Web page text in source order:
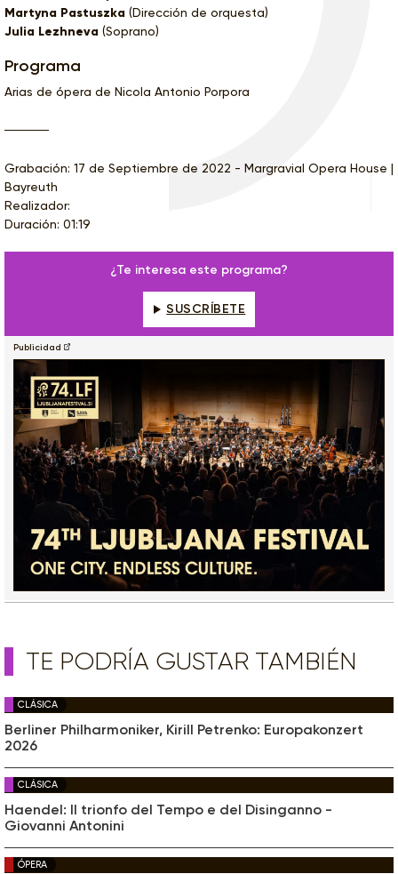
Martyna Pastuszka (Dirección de orquesta)
Julia Lezhneva (Soprano)
Programa
Arias de ópera de Nicola Antonio Porpora
Grabación: 17 de Septiembre de 2022 - Margravial Opera House |
Bayreuth
Realizador:
Duración: 01:19
¿Te interesa este programa?
SUSCRÍBETE
Publicidad
TE PODRÍA GUSTAR TAMBIÉN
CLÁSICA
Berliner Philharmoniker, Kirill Petrenko: Europakonzert
2026
CLÁSICA
Haendel: Il trionfo del Tempo e del Disinganno -
Giovanni Antonini
ÓPERA